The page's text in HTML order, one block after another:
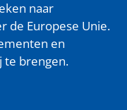
naar
de Europese Unie.
en
te brengen.